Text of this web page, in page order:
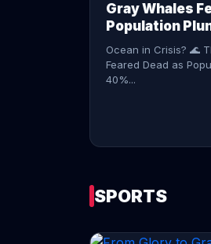
Gray Whales
Population
Ocean in Crisis? 🌊
Feared Dead as
40%...
SPORTS